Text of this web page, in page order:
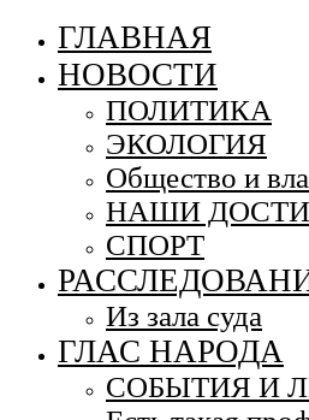
ГЛАВНАЯ
НОВОСТИ
ПОЛИТИКА
ЭКОЛОГИЯ
Общество и
НАШИ
СПОРТ
Из зала суда
ГЛАС НАРОДА
СОБЫТИЯ И